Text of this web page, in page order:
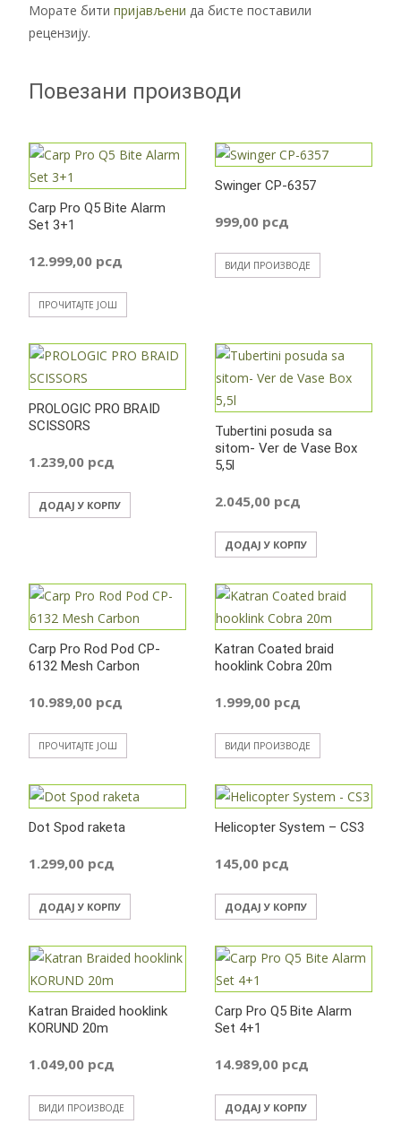
Морате бити пријављени да бисте поставили
рецензију.
Повезани производи
Carp Pro Q5 Bite Alarm
Set 3+1
12.999,00 рсд
ПРОЧИТАЈТЕ ЈОШ
Swinger CP-6357
999,00 рсд
ВИДИ ПРОИЗВОДЕ
PROLOGIC PRO BRAID
SCISSORS
1.239,00 рсд
ДОДАЈ У КОРПУ
Tubertini posuda sa
sitom- Ver de Vase Box
5,5l
2.045,00 рсд
ДОДАЈ У КОРПУ
Carp Pro Rod Pod CP-
6132 Mesh Carbon
10.989,00 рсд
ПРОЧИТАЈТЕ ЈОШ
Katran Coated braid
hooklink Cobra 20m
1.999,00 рсд
ВИДИ ПРОИЗВОДЕ
Dot Spod raketa
1.299,00 рсд
ДОДАЈ У КОРПУ
Helicopter System – CS3
145,00 рсд
ДОДАЈ У КОРПУ
Katran Braided hooklink
KORUND 20m
1.049,00 рсд
ВИДИ ПРОИЗВОДЕ
Carp Pro Q5 Bite Alarm
Set 4+1
14.989,00 рсд
ДОДАЈ У КОРПУ